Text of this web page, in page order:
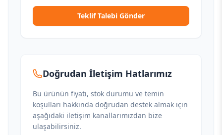
Teklif Talebi Gönder
Doğrudan İletişim Hatlarımız
Bu ürünün fiyatı, stok durumu ve temin
koşulları hakkında doğrudan destek almak için
aşağıdaki iletişim kanallarımızdan bize
ulaşabilirsiniz.